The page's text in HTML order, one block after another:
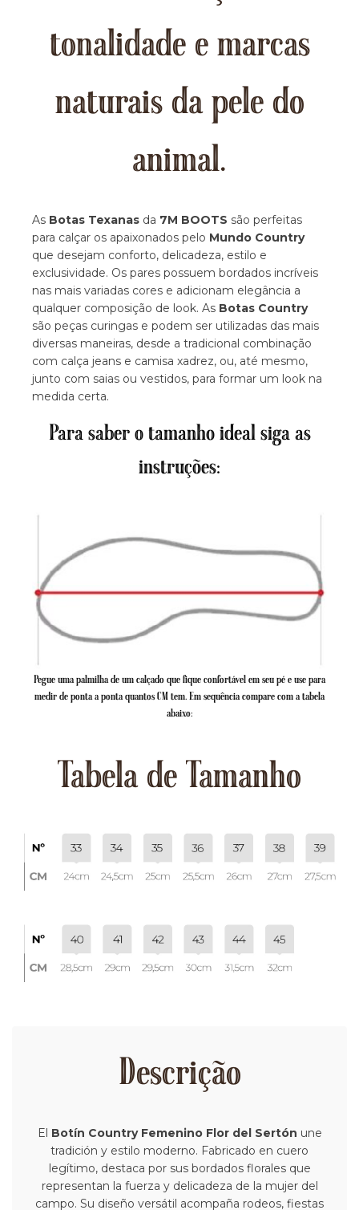
tonalidade e marcas
naturais da pele do
animal.
As Botas Texanas da 7M BOOTS são perfeitas
para calçar os apaixonados pelo Mundo Country
que desejam conforto, delicadeza, estilo e
exclusividade. Os pares possuem bordados incríveis
nas mais variadas cores e adicionam elegância a
qualquer composição de look. As Botas Country
são peças curingas e podem ser utilizadas das mais
diversas maneiras, desde a tradicional combinação
com calça jeans e camisa xadrez, ou, até mesmo,
junto com saias ou vestidos, para formar um look na
medida certa.
Para saber o tamanho ideal siga as
instruções:
Pegue uma palmilha de um calçado que fique confortável em seu pé e use para
medir de ponta a ponta quantos CM tem. Em sequência compare com a tabela
abaixo:
Tabela de Tamanho
Descrição
El Botín Country Femenino Flor del Sertón une
tradición y estilo moderno. Fabricado en cuero
legítimo, destaca por sus bordados florales que
representan la fuerza y delicadeza de la mujer del
campo. Su diseño versátil acompaña rodeos, fiestas